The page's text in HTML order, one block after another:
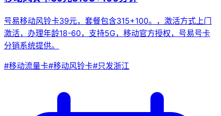
号易移动风铃卡39元，套餐包含315+100。，激活方式上门
激活，办理年龄18-60，支持5G，移动官方授权，号易号卡
分销系统提供。
#移动流量卡#移动风铃卡#只发浙江